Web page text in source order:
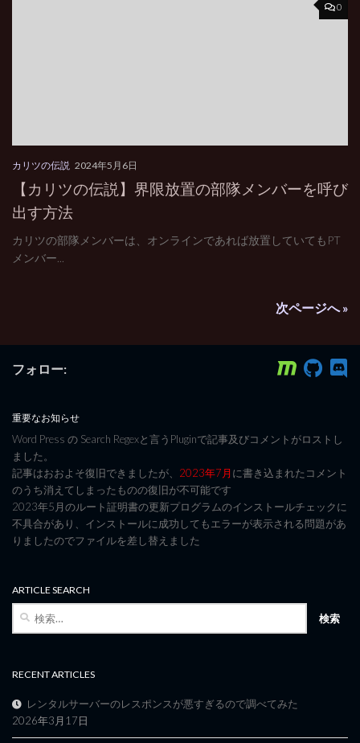
0
カリツの伝説 2024年5月6日
【カリツの伝説】界限放置の部隊メンバーを呼び
出す方法
カリツの部隊メンバーは、オンラインであれば放置していてもPT
メンバー...
次ページへ »
フォロー:
重要なお知らせ
Word Press の Search Regexと言うPluginで記事及びコメントがロストし
ました。
記事はおおよそ復旧できましたが、 2023年7月に書き込まれたコメント
のうち消えてしまったものの復旧が不可能です
2023年5月のルート証明書の更新プログラムのインストールチェックに
不具合があり、インストールに成功してもエラーが表示される問題があ
りましたのでファイルを差し替えました
ARTICLE SEARCH
RECENT ARTICLES
レンタルサーバーのレスポンスが悪すぎるので調べてみた
2026年3月17日